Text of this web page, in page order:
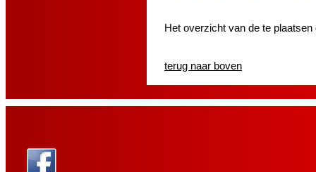
Het overzicht van de te
terug naar boven